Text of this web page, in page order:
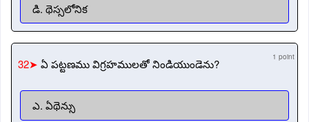
డి. థెస్సలోనిక
32➤ ఏ పట్టణము విగ్రహములతో నిండియుండెను? 1 point
ఎ. ఏథెన్సు